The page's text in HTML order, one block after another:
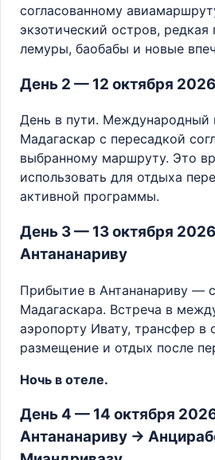
согласованному
экзотический остров, редкая
лемуры, баобабы и новые
День 2 — 12 октября
День в пути. Международный
Мадагаскар с пересадкой
выбранному маршруту. Это
использовать для отдыха
активной программы.
День 3 — 13 октября
Антананариву
Прибытие в Антананариву —
Мадагаскара. Встреча в
аэропорту Ивату, трансфер в
размещение и отдых после
Ночь в отеле.
День 4 — 14 октября
Антананариву →